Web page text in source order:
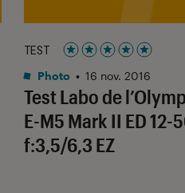
Test Labo de
E-M5 Mark II ED 12-
f:3,5/6,3 EZ
TEST
Noté 5 étoiles sur 5
Photo • 16 nov. 2016